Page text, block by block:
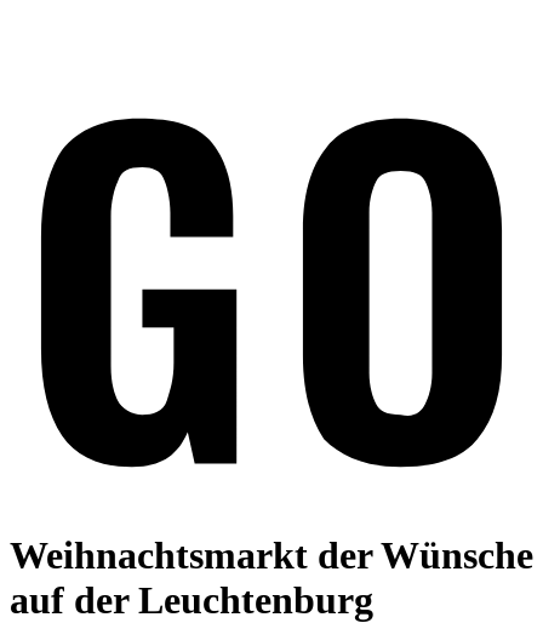
Weihnachtsmarkt der Wünsche
auf der Leuchtenburg